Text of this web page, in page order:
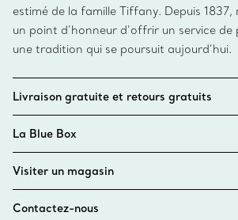
estimé de la famille Tiffany. Depuis 1837,
un point d’honneur d’offrir un service de
une tradition qui se poursuit aujourd’hui.
Livraison gratuite et retours gratuits
La Blue Box
Visiter un magasin
Contactez-nous